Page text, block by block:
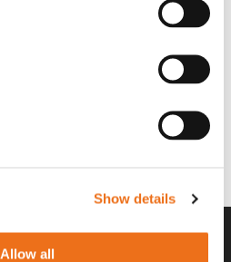
Show details
Allow all
Lägg till i varukorg
Rotor teeth 8t/6k 0Gr/8 R6/14